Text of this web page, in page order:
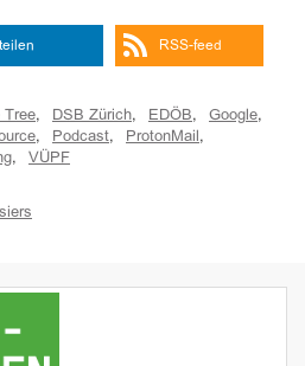
teilen RSS-feed
Tree, DSB Zürich, EDÖB, Google,
, Podcast, ProtonMail ,
, VÜPF